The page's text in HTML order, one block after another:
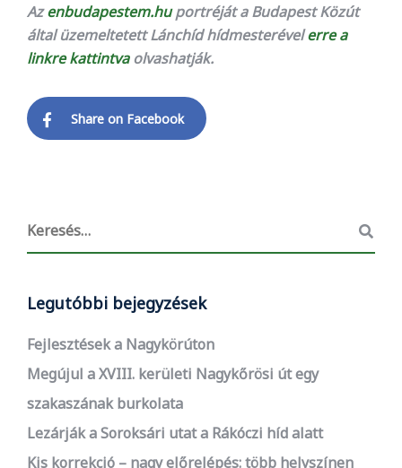
Azenbudapestem.huportréját a Budapest Közút
által üzemeltetett Lánchíd hídmesterévelerre a
linkre kattintvaolvashatják.
Share on Facebook
Legutóbbi bejegyzések
Fejlesztések a Nagykörúton
Megújul a XVIII. kerületi Nagykőrösi út egy
szakaszának burkolata
Lezárják a Soroksári utat a Rákóczi híd alatt
Kis korrekció – nagy előrelépés: több helyszínen